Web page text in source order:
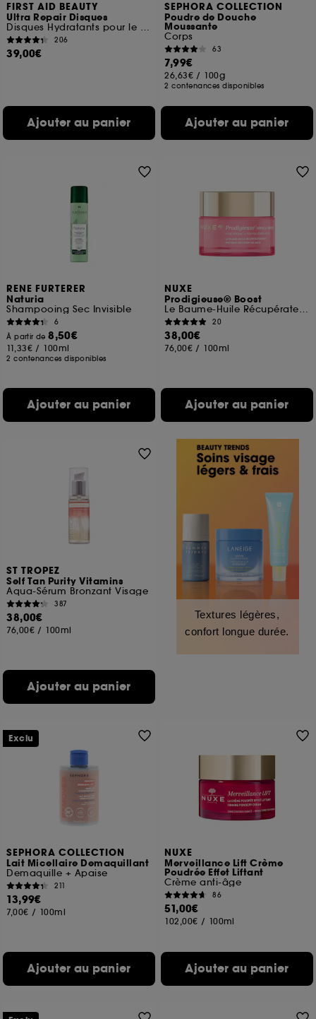
FIRST AID BEAUTY
Ultra Repair Disques
Disques Hydratants pour le visage aux Céramides
206
39,00€
Ajouter au panier
SEPHORA COLLECTION
Poudre de Douche
Moussante
Corps
63
7,99€
26,63€ / 100g
2 contenances disponibles
Ajouter au panier
RENE FURTERER
Naturia
Shampooing Sec Invisible
6
À partir de8,50€
11,33€ / 100ml
2 contenances disponibles
Ajouter au panier
NUXE
Prodigieuse® Boost
Le Baume-Huile Récupérateur Nuit
20
38,00€
76,00€ / 100ml
Ajouter au panier
ST TROPEZ
Self Tan Purity Vitamins
Aqua-Sérum Bronzant Visage
387
38,00€
76,00€ / 100ml
Ajouter au panier
Textures légères,
confort longue durée.
SEPHORA COLLECTION
Lait Micellaire Demaquillant
Demaquille + Apaise
211
13,99€
7,00€ / 100ml
Ajouter au panier
Exclu
NUXE
Merveillance Lift Crème
Poudrée Effet Liftant
Crème anti-âge
86
51,00€
102,00€ / 100ml
Ajouter au panier